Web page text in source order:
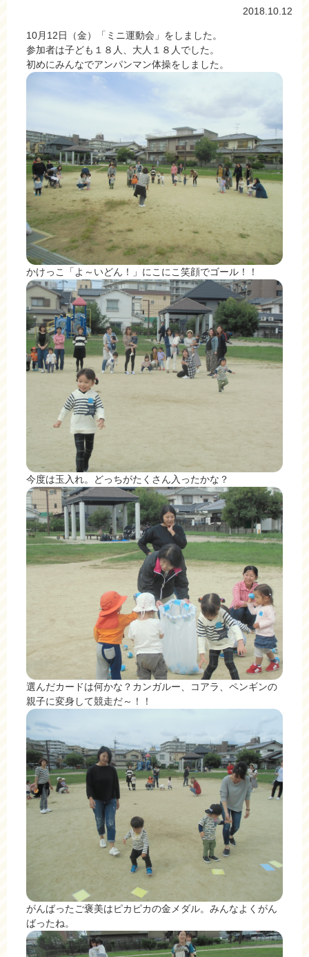
2018.10.12
10月12日（金）「ミニ運動会」をしました。
参加者は子ども１８人、大人１８人でした。
初めにみんなでアンパンマン体操をしました。
かけっこ「よ～いどん！」にこにこ笑顔でゴール！！
今度は玉入れ。どっちがたくさん入ったかな？
選んだカードは何かな？カンガルー、コアラ、ペンギンの
親子に変身して競走だ～！！
がんばったご褒美はピカピカの金メダル。みんなよくがん
ばったね。